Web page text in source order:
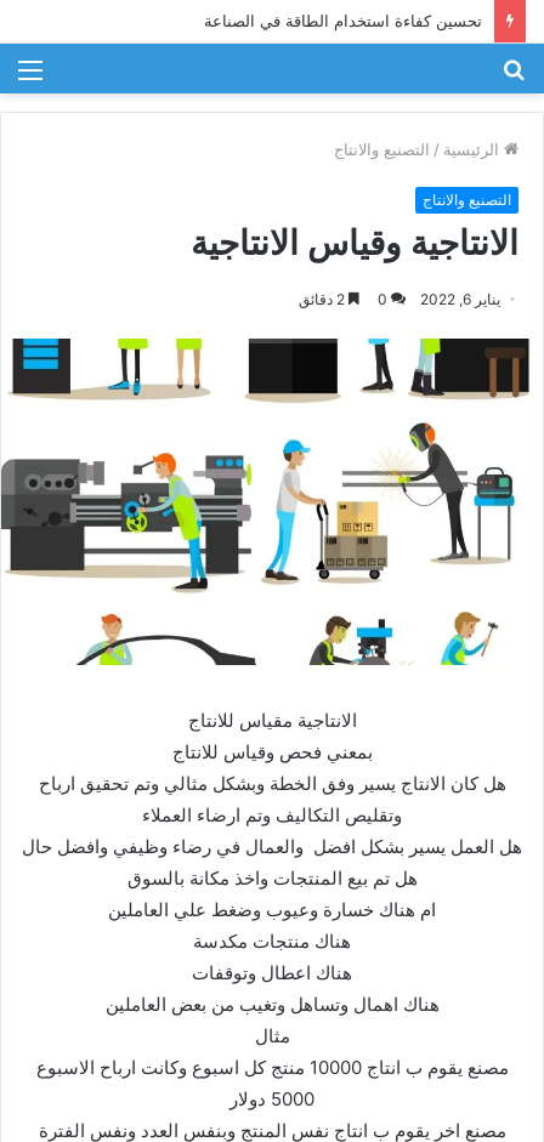
تحسين كفاءة استخدام الطاقة في الصناعة
الرئيسية / التصنيع والانتاج
التصنيع والانتاج
الانتاجية وقياس الانتاجية
يناير 6, 2022 0
الانتاجية مقياس للانتاج
بمعني فحص وقياس للانتاج
هل كان الانتاج يسير وفق الخطة وبشكل مثالي وتم تحقيق ارباح
وتقليص التكاليف وتم ارضاء العملاء
هل العمل يسير بشكل افضل والعمال في رضاء وظيفي وافضل حال
هل تم بيع المنتجات واخذ مكانة بالسوق
ام هناك خسارة وعيوب وضغط علي العاملين
هناك منتجات مكدسة
هناك اعطال وتوقفات
هناك اهمال وتساهل وتغيب من بعض العاملين
مثال
مصنع يقوم ب انتاج 10000 منتج كل اسبوع وكانت ارباح الاسبوع
5000 دولار
مصنع اخر يقوم ب انتاج نفس المنتج وبنفس العدد ونفس الفترة